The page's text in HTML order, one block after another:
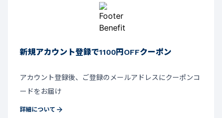
新規アカウント登録で1100円OFFクーポン
アカウント登録後、ご登録のメールアドレスにクーポンコ
ードをお届け
詳細について